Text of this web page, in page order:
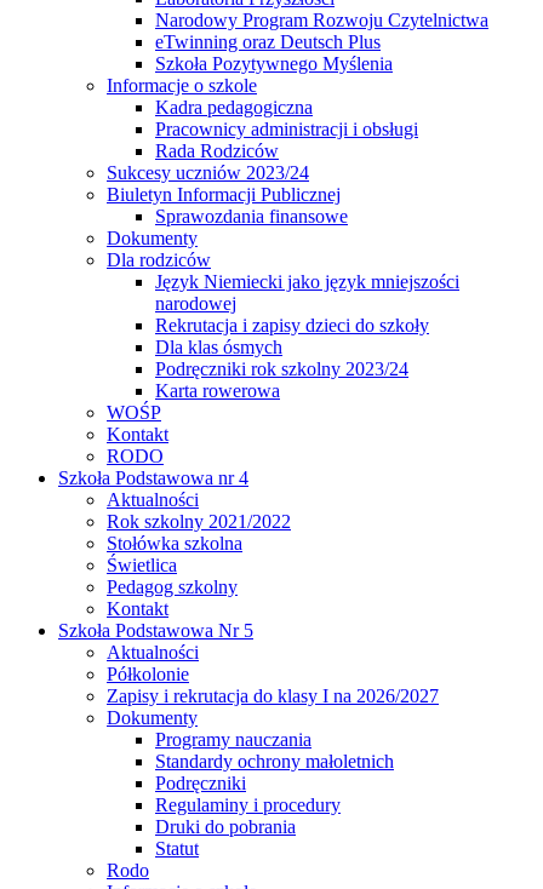
Narodowy Program Rozwoju Czytelnictwa
eTwinning oraz Deutsch Plus
Szkoła Pozytywnego Myślenia
Informacje o szkole
Kadra pedagogiczna
Pracownicy administracji i obsługi
Rada Rodziców
Sukcesy uczniów 2023/24
Biuletyn Informacji Publicznej
Sprawozdania finansowe
Dokumenty
Dla rodziców
Język Niemiecki jako język mniejszości
narodowej
Rekrutacja i zapisy dzieci do szkoły
Dla klas ósmych
Podręczniki rok szkolny 2023/24
Karta rowerowa
WOŚP
Kontakt
RODO
Szkoła Podstawowa nr 4
Aktualności
Rok szkolny 2021/2022
Stołówka szkolna
Świetlica
Pedagog szkolny
Kontakt
Szkoła Podstawowa Nr 5
Aktualności
Półkolonie
Zapisy i rekrutacja do klasy I na 2026/2027
Dokumenty
Programy nauczania
Standardy ochrony małoletnich
Podręczniki
Regulaminy i procedury
Druki do pobrania
Statut
Rodo